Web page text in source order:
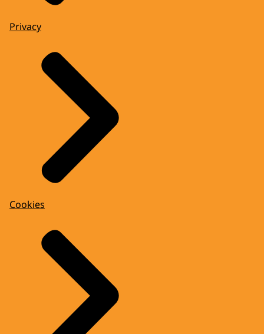
Privacy
Cookies